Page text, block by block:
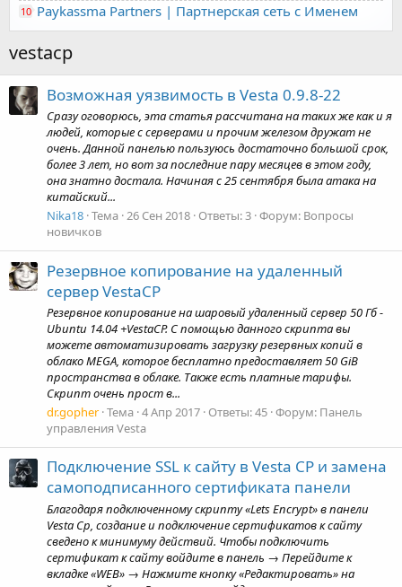
10 Paykassma Partners | Партнерская сеть с Именем
vestacp
Возможная уязвимость в Vesta 0.9.8-22
Сразу оговорюсь, эта статья рассчитана на таких же как и я
людей, которые с серверами и прочим железом дружат не
очень. Данной панелью пользуюсь достаточно большой срок,
более 3 лет, но вот за последние пару месяцев в этом году,
она знатно достала. Начиная с 25 сентября была атака на
китайский...
Nika18 Тема 26 Сен 2018 Ответы: 3 Форум: Вопросы
новичков
Резервное копирование на удаленный
сервер VestaCP
Резервное копирование на шаровый удаленный сервер 50 Гб -
Ubuntu 14.04 +VestaCP. С помощью данного скрипта вы
можете автоматизировать загрузку резервных копий в
облако MEGA, которое бесплатно предоставляет 50 GiB
пространства в облаке. Также есть платные тарифы.
Скрипт очень прост в...
dr.gopher Тема 4 Апр 2017 Ответы: 45 Форум: Панель
управления Vesta
Подключение SSL к сайту в Vesta CP и замена
самоподписанного сертификата панели
Благодаря подключенному скрипту «Lets Encrypt» в панели
Vesta Cp, создание и подключение сертификатов к сайту
сведено к минимуму действий. Чтобы подключить
сертификат к сайту войдите в панель → Перейдите к
вкладке «WEB» → Нажмите кнопку «Редактировать» на